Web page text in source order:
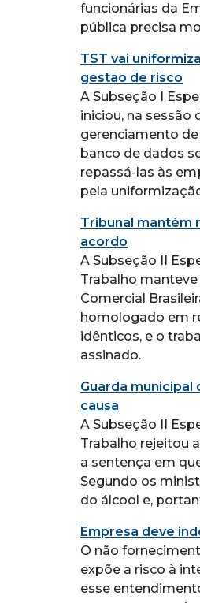
funcionárias da
pública precisa
TST vai
gestão de risco
A Subseção I
iniciou, na sessão
gerenciamento
banco de dados
repassá-las às
pela
Tribunal mantém
acordo
A Subseção II
Trabalho
Comercial
homologado em
idênticos, e o
assinado.
Guarda
causa
A Subseção II
Trabalho rejeitou
a sentença em
Segundo os
do álcool e,
Empresa deve
O não
expõe a risco à
esse